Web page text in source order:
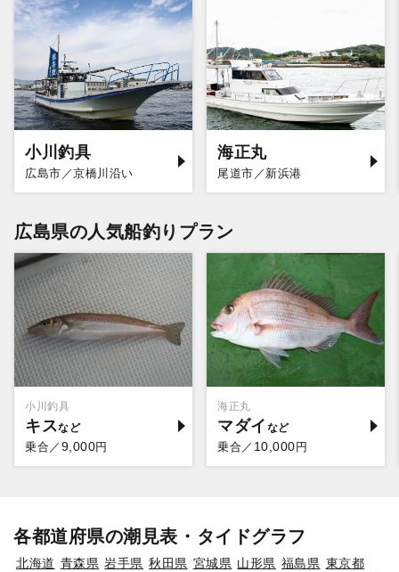
小川釣具
広島市／京橋川沿い
海正丸
尾道市／新浜港
広島県の人気船釣りプラン
小川釣具
キス
乗合／ 9,000円
海正丸
マダイ
乗合／ 10,000円
各都道府県の潮見表・タイドグラフ
北海道 青森県 岩手県 秋田県 宮城県 山形県 福島県 東京都